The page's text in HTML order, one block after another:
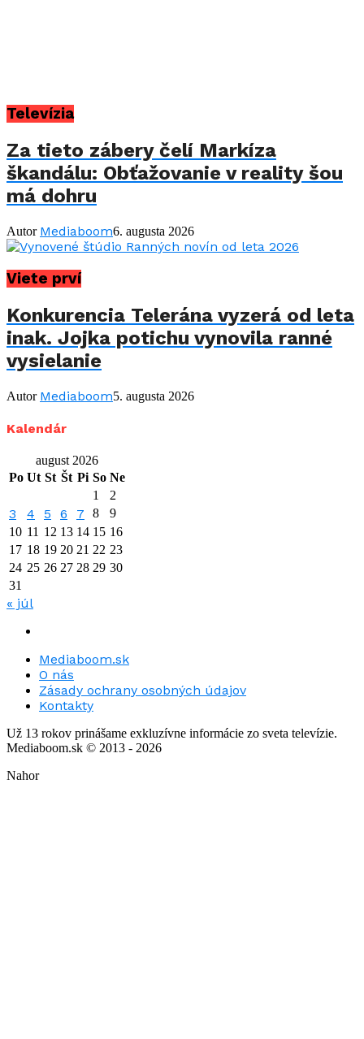
Televízia
Za tieto zábery čelí Markíza
škandálu: Obťažovanie v reality šou
má dohru
Autor Mediaboom6. augusta 2026
Viete prví
Konkurencia Telerána vyzerá od leta
inak. Jojka potichu vynovila ranné
vysielanie
Autor Mediaboom5. augusta 2026
Kalendár
august 2026
Po Ut St Št Pi So Ne
1
2
3 4 5 6 7 8
9
10 11 12 13 14 15 16
17 18 19 20 21 22 23
24 25 26 27 28 29 30
31
« júl
Mediaboom.sk
O nás
Zásady ochrany osobných údajov
Kontakty
Už 13 rokov prinášame exkluzívne informácie zo sveta televízie.
Mediaboom.sk © 2013 - 2026
Nahor